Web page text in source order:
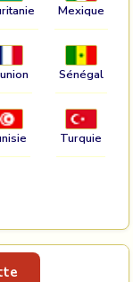
Mexique
Sénégal
Turquie